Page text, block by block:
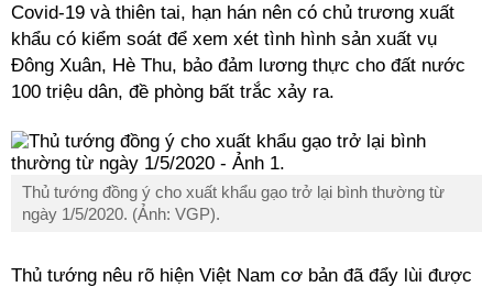
Covid-19 và thiên tai, hạn hán nên có chủ trương xuất
khẩu có kiểm soát để xem xét tình hình sản xuất vụ
Đông Xuân, Hè Thu, bảo đảm lương thực cho đất nước
100 triệu dân, đề phòng bất trắc xảy ra.
Thủ tướng đồng ý cho xuất khẩu gạo trở lại bình thường từ
ngày 1/5/2020. (Ảnh: VGP).
Thủ tướng nêu rõ hiện Việt Nam cơ bản đã đẩy lùi được